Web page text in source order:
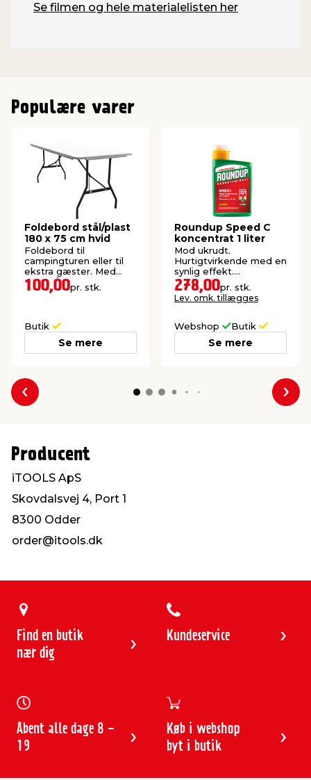
Se filmen og hele materialelisten her
Populære varer
Foldebord stål/plast
180 x 75 cm hvid
Foldebord til
campingturen eller til
ekstra gæster. Med
bærehåndtag.
100,00pr. stk.
Butik
Se mere
Roundup Speed C
koncentrat 1 liter
Mod ukrudt.
Hurtigtvirkende med en
synlig effekt.
Blandingsforhold: 1:20.
278,00pr. stk.
Lev. omk. tillægges
Webshop Butik
Se mere
Forrige
Producent
iTOOLS ApS
Skovdalsvej 4, Port 1
8300 Odder
order@itools.dk
Find en butik
nær dig
Kundeservice
Åbent alle dage 8 -
19
Køb i webshop
byt i butik